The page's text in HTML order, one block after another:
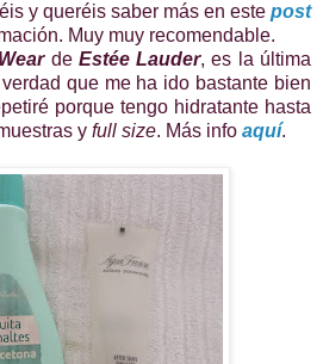
y queréis saber más en este post
Muy muy recomendable.
de Estée Lauder, es la última
que me ha ido bastante bien
porque tengo hidratante hasta
y full size. Más info aquí.